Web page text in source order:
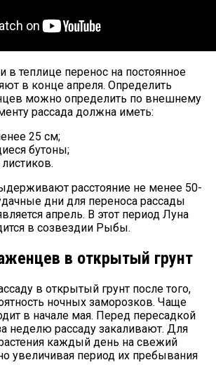
теплице перенос на постоянное
в конце апреля. Определить
можно определить по внешнему
рассада должна иметь:
25 см;
бутоны;
расстояние не менее 50-
дни для переноса рассады
апрель. В этот период Луна
в созвездии Рыбы.
в открытый грунт
в открытый грунт после того,
ночных заморозков. Чаще
в начале мая. Перед пересадкой
неделю рассаду закаливают. Для
каждый день на свежий
увеличивая период их пребывания